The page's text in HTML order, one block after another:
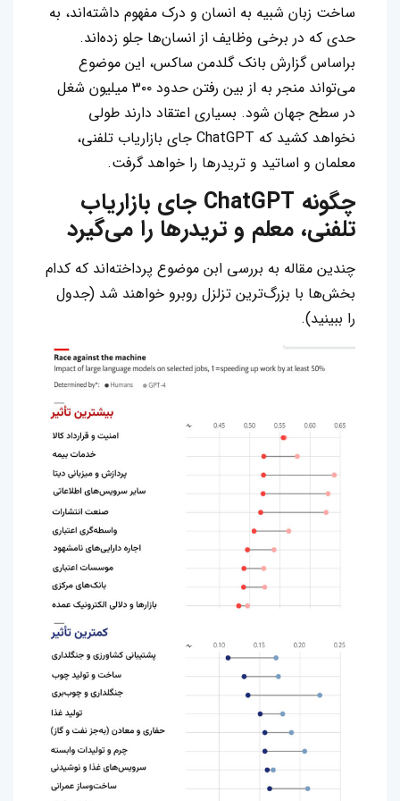
ساخت زبان شبیه به انسان و درک مفهوم داشته‌اند، به
حدی که در برخی وظایف از انسان‌ها جلو زده‌اند.
براساس گزارش بانک گلدمن ساکس، این موضوع
می‌تواند منجر به از بین رفتن حدود ۳۰۰ میلیون شغل
در سطح جهان شود. بسیاری اعتقاد دارند طولی
نخواهد کشید که ChatGPT جای بازاریاب تلفنی،
معلمان و اساتید و تریدرها را خواهد گرفت.
چگونه ChatGPT جای بازاریاب
تلفنی، معلم و تریدرها را می‌گیرد
چندین مقاله به بررسی ابن موضوع پرداخته‌اند که کدام
بخش‌ها با بزرگ‌ترین تزلزل روبرو خواهند شد (جدول
را ببینید).